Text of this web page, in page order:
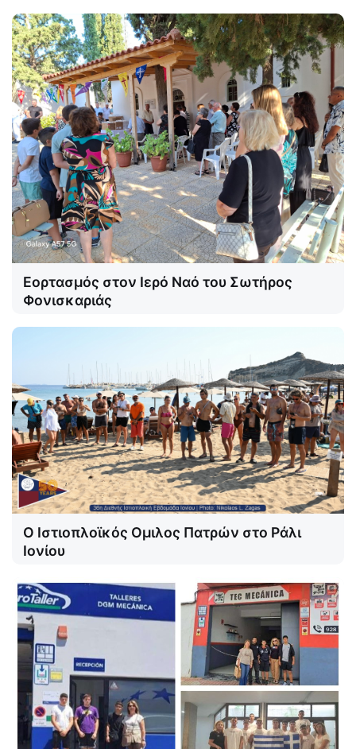
Εορτασμός στον Ιερό Ναό του Σωτήρος
Φονισκαριάς
Ο Ιστιοπλοϊκός Ομιλος Πατρών στο Ράλι
Ιονίου